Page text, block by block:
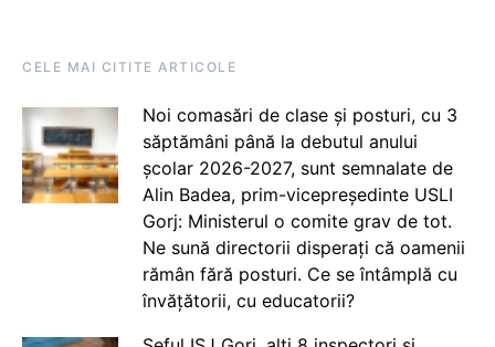
CELE MAI CITITE ARTICOLE
Noi comasări de clase și posturi, cu 3
săptămâni până la debutul anului
școlar 2026-2027, sunt semnalate de
Alin Badea, prim-vicepreședinte USLI
Gorj: Ministerul o comite grav de tot.
Ne sună directorii disperați că oamenii
rămân fără posturi. Ce se întâmplă cu
învățătorii, cu educatorii?